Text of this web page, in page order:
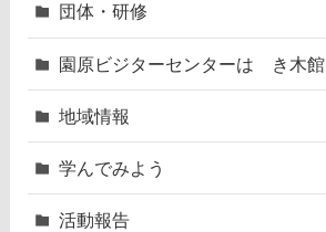
団体・研修
園原ビジターセンターはゝき木館
地域情報
学んでみよう
活動報告